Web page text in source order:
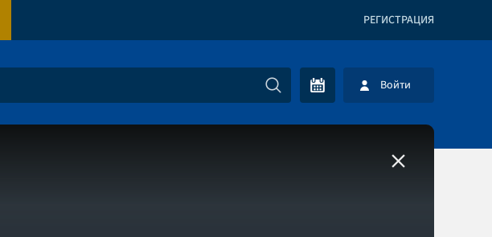
РЕГИСТРАЦИЯ
Войти